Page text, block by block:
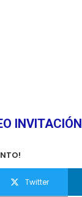
INVITACIÓN
Twitter